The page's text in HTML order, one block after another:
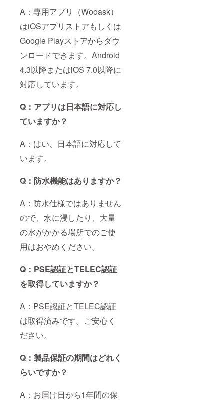
A：専用アプリ（Wooask）
はiOSアプリストアもしくは
Google Playストアからダウ
ンロードできます。Android
4.3以降またはiOS 7.0以降に
対応しています。
Q：アプリは日本語に対応し
ていますか？
A：はい、日本語に対応して
います。
Q：防水機能はありますか？
A：防水仕様ではありません
ので、水に浸したり、大量
の水がかかる場所でのご使
用はおやめください。
Q：PSE認証とTELEC認証
を取得していますか？
A：PSE認証とTELEC認証
は取得済みです。ご安心く
ださい。
Q：製品保証の期間はどれく
らいですか？
A：お届け日から1年間の保